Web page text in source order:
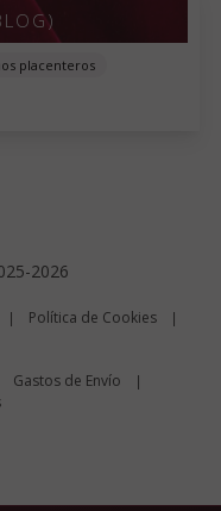
placenteros
2026
Política de Cookies
Gastos de Envío